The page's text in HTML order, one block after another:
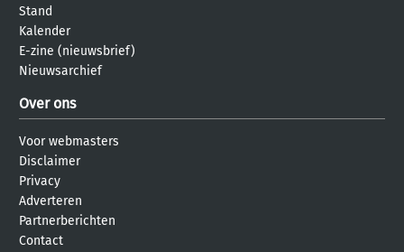
Stand
Kalender
E-zine (nieuwsbrief)
Nieuwsarchief
Over ons
Voor webmasters
Disclaimer
Privacy
Adverteren
Partnerberichten
Contact